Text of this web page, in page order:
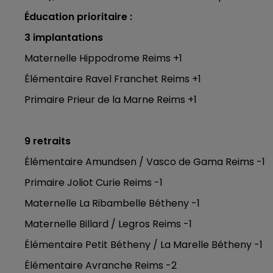
BEST OF
Éducation prioritaire :
3 implantations
Maternelle Hippodrome Reims +1
Élémentaire Ravel Franchet Reims +1
Primaire Prieur de la Marne Reims +1
9 retraits
Élémentaire Amundsen / Vasco de Gama Reims -1
Primaire Joliot Curie Reims -1
Maternelle La Ribambelle Bétheny -1
Maternelle Billard / Legros Reims -1
Élémentaire Petit Bétheny / La Marelle Bétheny -1
Élémentaire Avranche Reims -2
FM
16h00 - 20h00
Le Week-end Champagne